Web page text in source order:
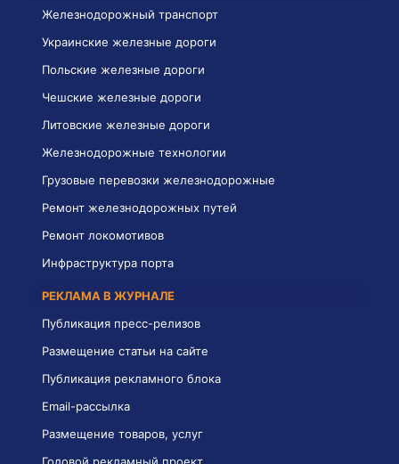
Железнодорожный транспорт
Украинские железные дороги
Польские железные дороги
Чешские железные дороги
Литовские железные дороги
Железнодорожные технологии
Грузовые перевозки железнодорожные
Ремонт железнодорожных путей
Ремонт локомотивов
Инфраструктура порта
РЕКЛАМА В ЖУРНАЛЕ
Публикация пресс-релизов
Размещение статьи на сайте
Публикация рекламного блока
Email-рассылка
Размещение товаров, услуг